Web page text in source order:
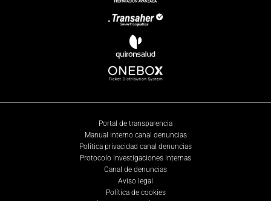
Portal de transparencia
Manual interno canal denuncias
Política privacidad canal denuncias
Protocolo investigaciones internas
Canal de denuncias
Aviso legal
Política de cookies